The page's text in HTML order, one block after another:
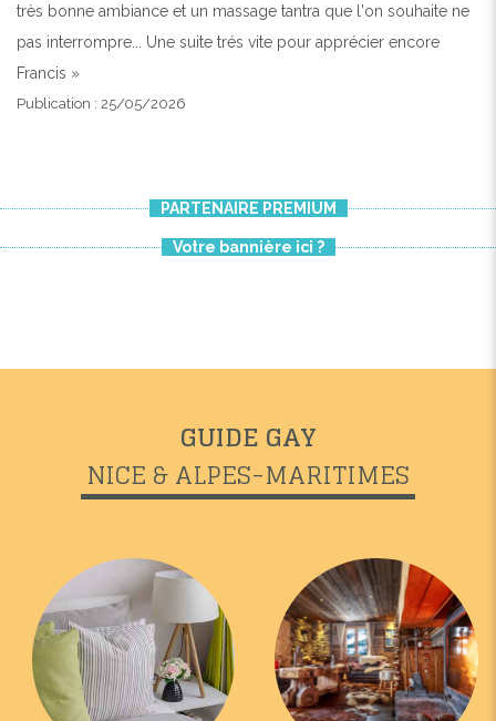
très bonne ambiance et un massage tantra que l'on souhaite ne
pas interrompre... Une suite trés vite pour apprécier encore
Francis »
Publication : 25/05/2026
PARTENAIRE PREMIUM
Votre bannière ici ?
GUIDE GAY
NICE & ALPES-MARITIMES